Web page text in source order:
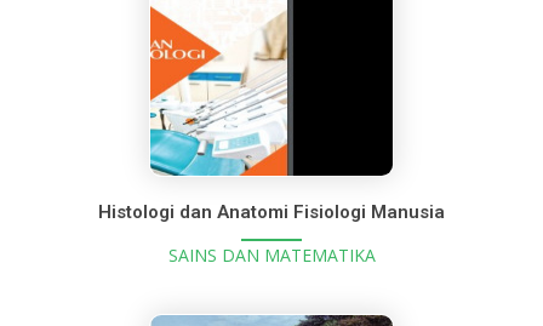
Histologi dan Anatomi Fisiologi Manusia
SAINS DAN MATEMATIKA